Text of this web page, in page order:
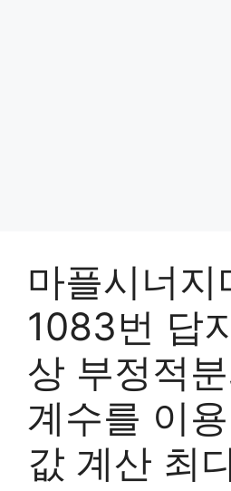
마플시너지
1083번 답
상 부정적
계수를 이
값 계산 최